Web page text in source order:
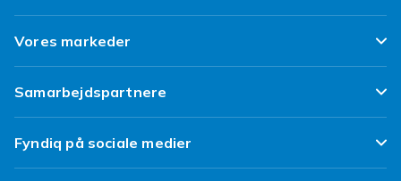
Brukt/ Refurbished
Design dit eget tøj
Klimaarbejde
Job hos Fyndiq
Tilgængelighed
Transparensrapport
Vores markeder
Fyndiq Sverige
Fyndiq Finland
Fyndiq Norge
Samarbejdspartnere
Partner Help Center
Regler og kvalitet
Fyndiq på sociale medier